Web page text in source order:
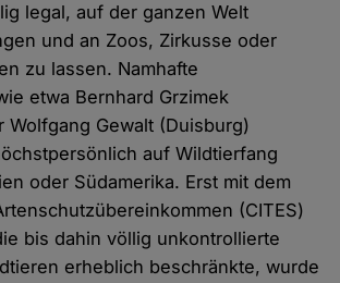
legal, auf der ganzen Welt
und an Zoos, Zirkusse oder
zu lassen. Namhafte
etwa Bernhard Grzimek
Wolfgang Gewalt (Duisburg)
auf Wildtierfang
oder Südamerika. Erst mit dem
(CITES)
bis dahin völlig unkontrollierte
erheblich beschränkte, wurde